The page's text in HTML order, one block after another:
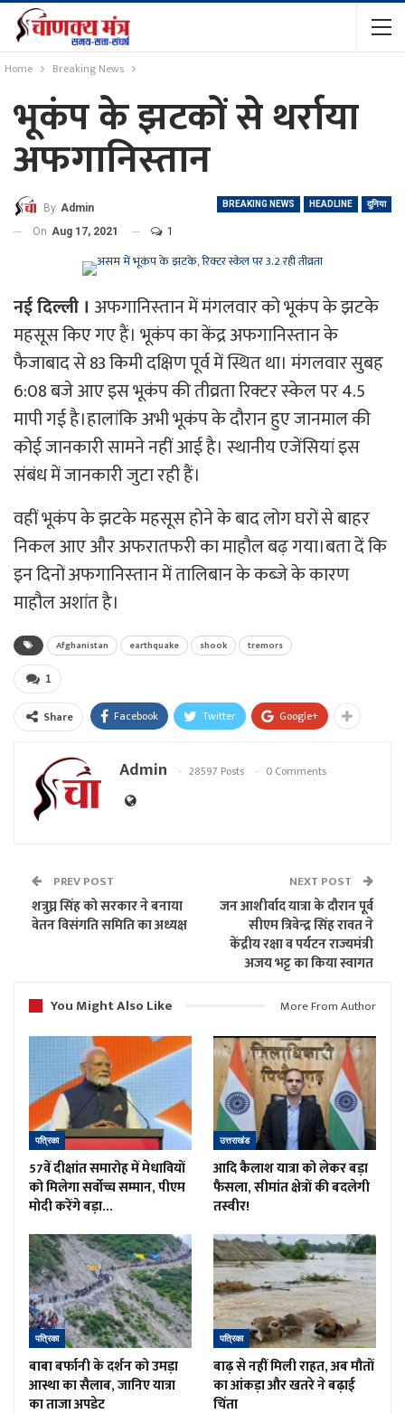
Home Breaking News
भूकंप के झटकों से थर्राया
अफगानिस्‍तान
BREAKING NEWS HEADLINE दुनिया
By Admin
On Aug 17, 2021 1
नई दिल्ली । अफगानिस्‍तान में मंगलवार को भूकंप के झटके
महसूस किए गए हैं। भूकंप का केंद्र अफगानिस्‍तान के
फैजाबाद से 83 किमी दक्षिण पूर्व में स्थित था। मंगलवार सुबह
6:08 बजे आए इस भूकंप की तीव्रता रिक्‍टर स्‍केल पर 4.5
मापी गई है।हालांकि अभी भूकंप के दौरान हुए जानमाल की
कोई जानकारी सामने नहीं आई है। स्‍थानीय एजेंसियां इस
संबंध में जानकारी जुटा रही हैं।
वहीं भूकंप के झटके महसूस होने के बाद लोग घरों से बाहर
निकल आए और अफरातफरी का माहौल बढ़ गया।बता दें कि
इन दिनों अफगानिस्‍तान में तालिबान के कब्‍जे के कारण
माहौल अशांत है।
Afghanistan earthquake shook tremors
1
Share Facebook Twitter Google+
Admin 28597 Posts 0 Comments
PREV POST
शत्रुघ्न सिंह को सरकार ने बनाया
वेतन विसंगति समिति का अध्यक्ष
NEXT POST
जन आशीर्वाद यात्रा के दौरान पूर्व
सीएम त्रिवेन्द्र सिंह रावत ने
केंद्रीय रक्षा व पर्यटन राज्यमंत्री
अजय भट्ट का किया स्वागत
You Might Also Like
More From Author
पत्रिका
57वें दीक्षांत समारोह में मेधावियों
को मिलेगा सर्वोच्च सम्मान, पीएम
मोदी करेंगे बड़ा…
उत्तराखंड
आदि कैलाश यात्रा को लेकर बड़ा
फैसला, सीमांत क्षेत्रों की बदलेगी
तस्वीर!
पत्रिका
बाबा बर्फानी के दर्शन को उमड़ा
आस्था का सैलाब, जानिए यात्रा
का ताजा अपडेट
पत्रिका
बाढ़ से नहीं मिली राहत, अब मौतों
का आंकड़ा और खतरे ने बढ़ाई
चिंता